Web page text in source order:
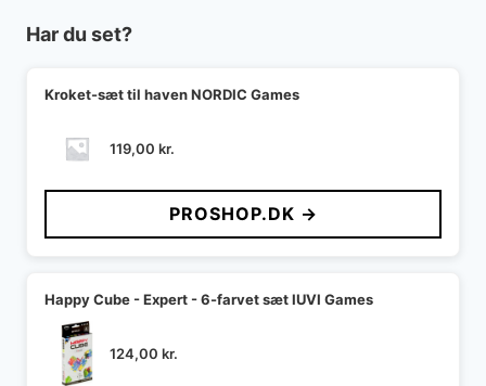
Har du set?
Kroket-sæt til haven NORDIC Games
119,00 kr.
PROSHOP.DK →
Happy Cube - Expert - 6-farvet sæt IUVI Games
124,00 kr.